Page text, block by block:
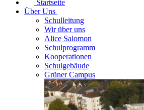
Startseite
Über Uns
Schulleitung
Wir über uns
Alice Salomon
Schulprogramm
Kooperationen
Schulgebäude
Grüner Campus